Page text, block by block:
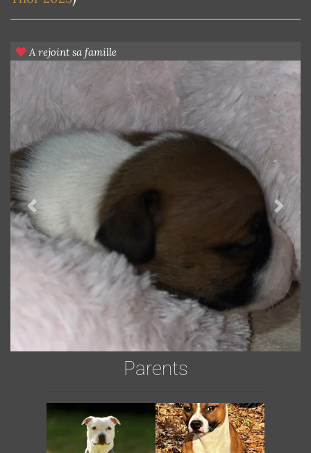
A rejoint sa famille
Previous Next
Parents